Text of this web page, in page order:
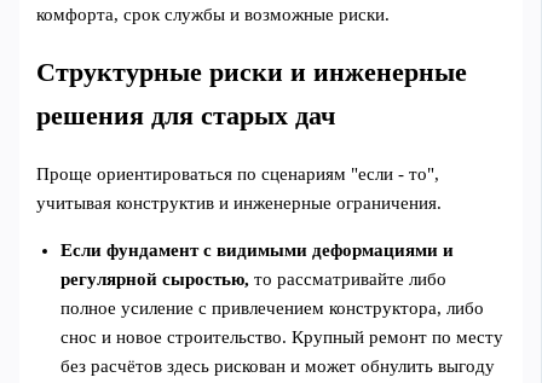
комфорта, срок службы и возможные риски.
Структурные риски и инженерные
решения для старых дач
Проще ориентироваться по сценариям "если - то",
учитывая конструктив и инженерные ограничения.
Если фундамент с видимыми деформациями и
регулярной сыростью, то рассматривайте либо
полное усиление с привлечением конструктора, либо
снос и новое строительство. Крупный ремонт по месту
без расчётов здесь рискован и может обнулить выгоду